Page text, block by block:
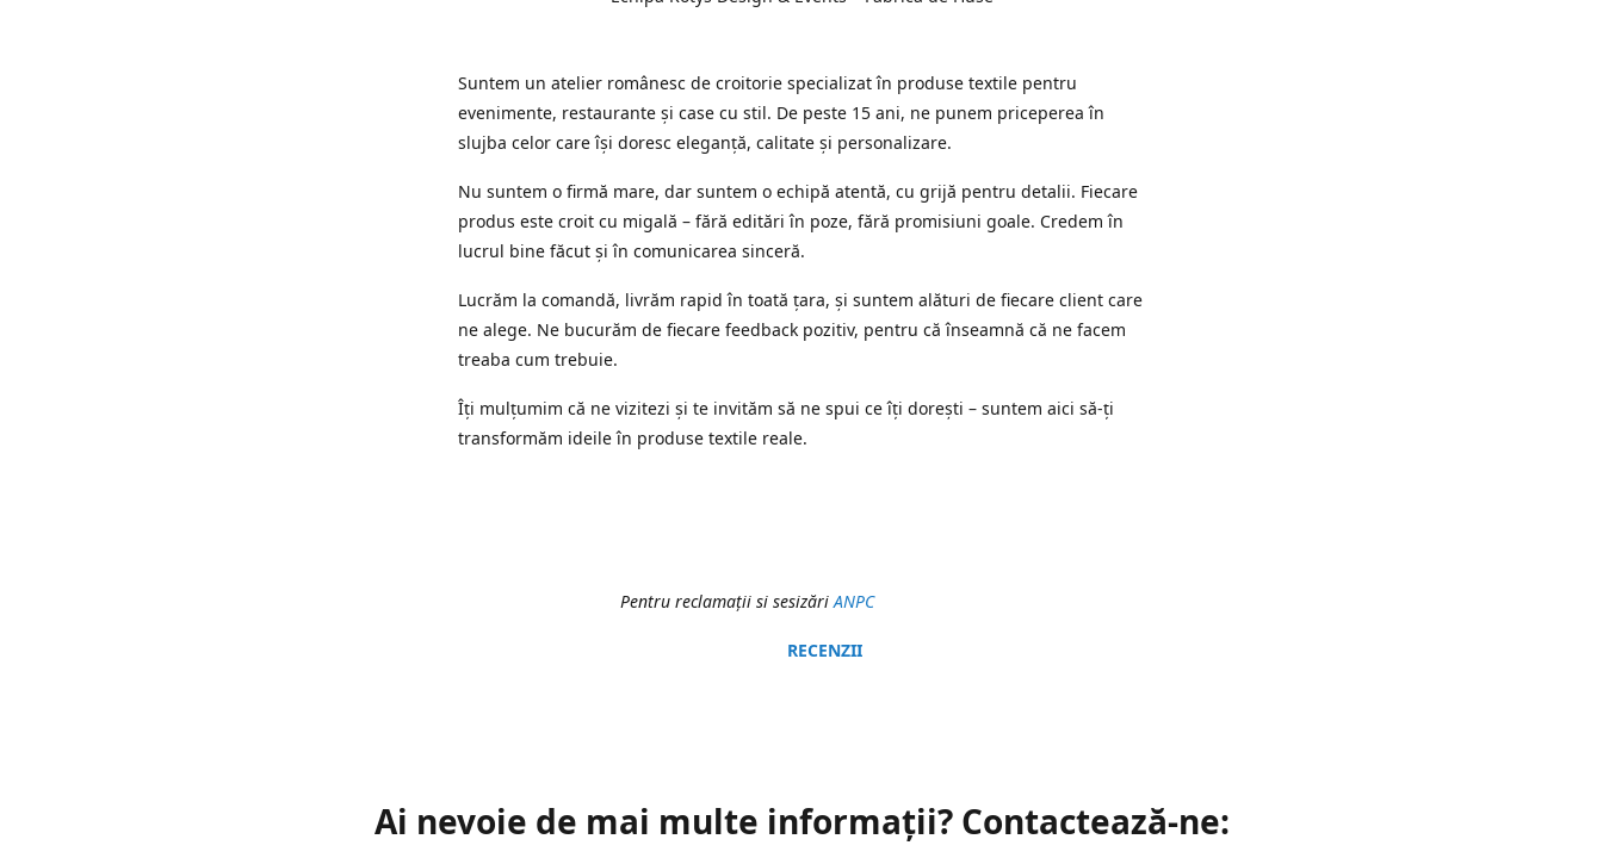
Suntem un atelier românesc de croitorie specializat în produse textile pentru
evenimente, restaurante și case cu stil. De peste 15 ani, ne punem priceperea în
slujba celor care își doresc eleganță, calitate și personalizare.
Nu suntem o firmă mare, dar suntem o echipă atentă, cu grijă pentru detalii. Fiecare
produs este croit cu migală – fără editări în poze, fără promisiuni goale. Credem în
lucrul bine făcut și în comunicarea sinceră.
Lucrăm la comandă, livrăm rapid în toată țara, și suntem alături de fiecare client care
ne alege. Ne bucurăm de fiecare feedback pozitiv, pentru că înseamnă că ne facem
treaba cum trebuie.
Îți mulțumim că ne vizitezi și te invităm să ne spui ce îți dorești – suntem aici să-ți
transformăm ideile în produse textile reale.
Pentru reclamaţii si sesizăriANPC
RECENZII
Ai nevoie de mai multe informații? Contactează-ne: